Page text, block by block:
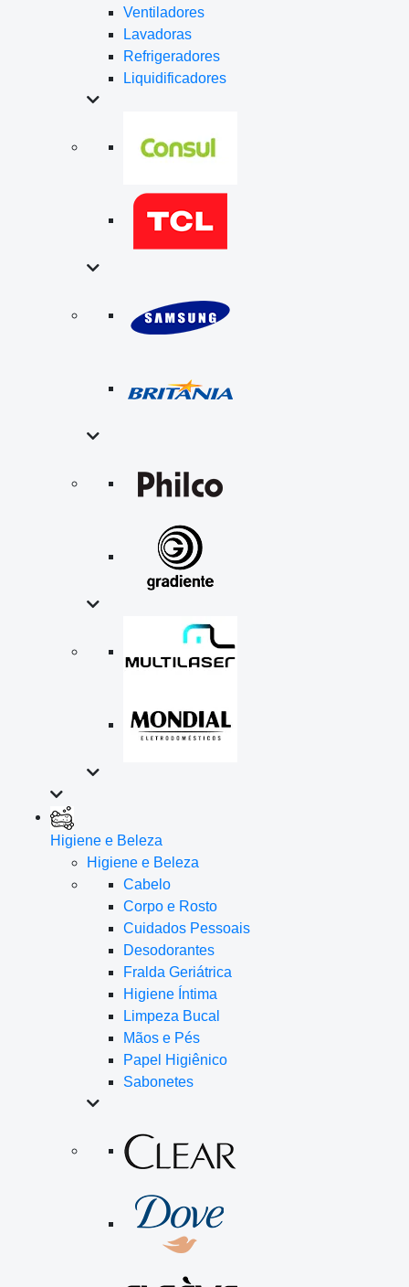
Ventiladores
Lavadoras
Refrigeradores
Liquidificadores
Higiene e Beleza
Higiene e Beleza
Cabelo
Corpo e Rosto
Cuidados Pessoais
Desodorantes
Fralda Geriátrica
Higiene Íntima
Limpeza Bucal
Mãos e Pés
Papel Higiênico
Sabonetes